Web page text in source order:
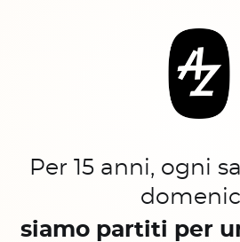
Per 15 anni, ogni
siamo partiti per